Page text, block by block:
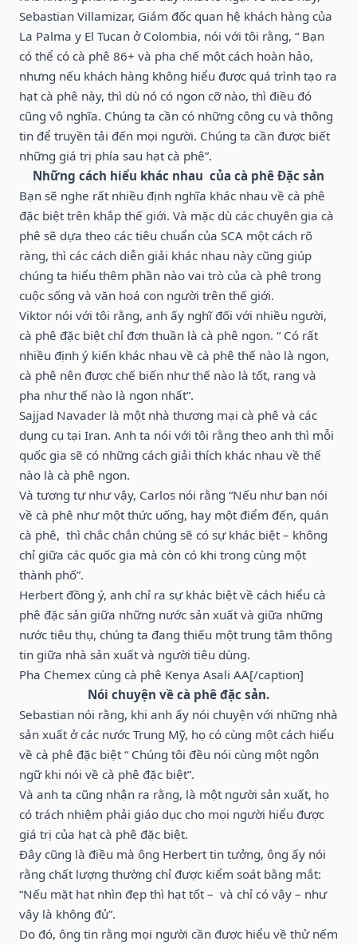
Sebastian Villamizar, Giám đốc quan hệ khách hàng của
La Palma y El Tucan ở Colombia, nói với tôi rằng, “ Bạn
có thể có cà phê 86+ và pha chế một cách hoàn hảo,
nhưng nếu khách hàng không hiểu được quá trình tạo ra
hạt cà phê này, thì dù nó có ngon cỡ nào, thì điều đó
cũng vô nghĩa. Chúng ta cần có những công cụ và thông
tin để truyền tải đến mọi người. Chúng ta cần được biết
những giá trị phía sau hạt cà phê”.
Những cách hiểu khác nhau của cà phê Đặc sản
Bạn sẽ nghe rất nhiều định nghĩa khác nhau về cà phê
đặc biệt trên khắp thế giới. Và mặc dù các chuyên gia cà
phê sẽ dựa theo các tiêu chuẩn của SCA một cách rõ
ràng, thì các cách diễn giải khác nhau này cũng giúp
chúng ta hiểu thêm phần nào vai trò của cà phê trong
cuộc sống và văn hoá con người trên thế giới.
Viktor nói với tôi rằng, anh ấy nghĩ đối với nhiều người,
cà phê đặc biệt chỉ đơn thuần là cà phê ngon. “ Có rất
nhiều định ý kiến khác nhau về cà phê thế nào là ngon,
cà phê nên được chế biến như thế nào là tốt, rang và
pha như thế nào là ngon nhất”.
Sajjad Navader là một nhà thương mại cà phê và các
dụng cụ tại Iran. Anh ta nói với tôi rằng theo anh thì mỗi
quốc gia sẽ có những cách giải thích khác nhau về thế
nào là cà phê ngon.
Và tương tự như vậy, Carlos nói rằng “Nếu như bạn nói
về cà phê như một thức uống, hay một điểm đến, quán
cà phê, thì chắc chắn chúng sẽ có sự khác biệt – không
chỉ giữa các quốc gia mà còn có khi trong cùng một
thành phố”.
Herbert đồng ý, anh chỉ ra sự khác biệt về cách hiểu cà
phê đặc sản giữa những nước sản xuất và giữa những
nước tiêu thụ, chúng ta đang thiếu một trung tâm thông
tin giữa nhà sản xuất và người tiêu dùng.
Pha Chemex cùng cà phê Kenya Asali AA[/caption]
Nói chuyện về cà phê đặc sản.
Sebastian nói rằng, khi anh ấy nói chuyện với những nhà
sản xuất ở các nước Trung Mỹ, họ có cùng một cách hiểu
về cà phê đặc biệt “ Chúng tôi đều nói cùng một ngôn
ngữ khi nói về cà phê đặc biệt”.
Và anh ta cũng nhận ra rằng, là một người sản xuất, họ
có trách nhiệm phải giáo dục cho mọi người hiểu được
giá trị của hạt cà phê đặc biệt.
Đây cũng là điều mà ông Herbert tin tưởng, ông ấy nói
rằng chất lượng thường chỉ được kiểm soát bằng mắt:
“Nếu mặt hạt nhìn đẹp thì hạt tốt – và chỉ có vậy – như
vậy là không đủ”.
Do đó, ông tin rằng mọi người cần được hiểu về thử nếm